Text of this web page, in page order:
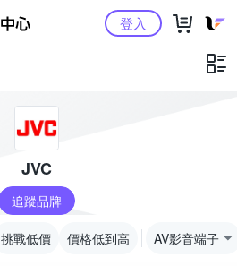
Yahoo購物中心登入
JVC
追蹤品牌
挑戰低價 價格低到高 AV影音端子